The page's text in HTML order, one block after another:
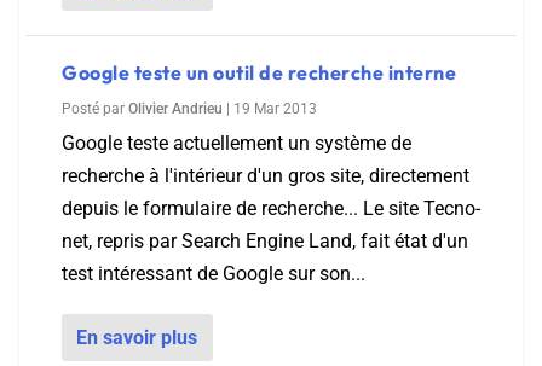
Google teste un outil de recherche interne
Posté par Olivier Andrieu 19 Mar 2013
Google teste actuellement un système de
recherche à l'intérieur d'un gros site, directement
depuis le formulaire de recherche... Le site Tecno-
net, repris par Search Engine Land, fait état d'un
test intéressant de Google sur son...
En savoir plus